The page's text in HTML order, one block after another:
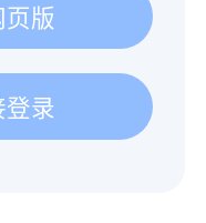
版
登录